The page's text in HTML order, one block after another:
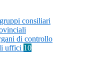
consiliari
di controllo
uffici 10